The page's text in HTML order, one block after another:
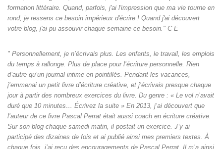
formation littéraire. Quand, parfois, j'ai l'impression que ma vie tourne en
rond, je ressens ce besoin impérieux d'écrire ! Quand j'ai découvert
votre blog, j'ai pu assouvir chaque semaine ce besoin." C E
" Personnellement, je n’écrivais plus. Les enfants, le travail, les emplois
du temps à rallonge. Plus de place pour l’écriture personnelle. Rien
d’autre qu’un journal intime en pointillés. Pendant les vacances,
j’emmenai un petit livre d’écriture créative, et j’écrivais presque chaque
jour à partir des nombreux exercices du livre. Du genre : « Le vol n’avait
duré que 10 minutes… Écrivez la suite » En 2013, j’ai découvert que
l’auteur de ce livre Pascal Perrat était aussi coach en écriture créative.
Sur son blog chaque samedi matin, il postait un exercice. J’y ai
participé des dizaines de fois et ai publié ainsi mes premiers textes. À
chaque fois, j’ai reçu des encouragements de Pascal Perrat. Il m’a ainsi